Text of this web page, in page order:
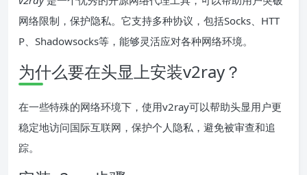
网络限制，保护隐私。它支持多种协议，包括Socks、HTT
P、Shadowsocks等，能够灵活应对各种网络环境。
为什么要在头显上安装v2ray？
在一些特殊的网络环境下，使用v2ray可以帮助头显用户更
稳定地访问国际互联网，保护个人隐私，避免被审查和追
踪。